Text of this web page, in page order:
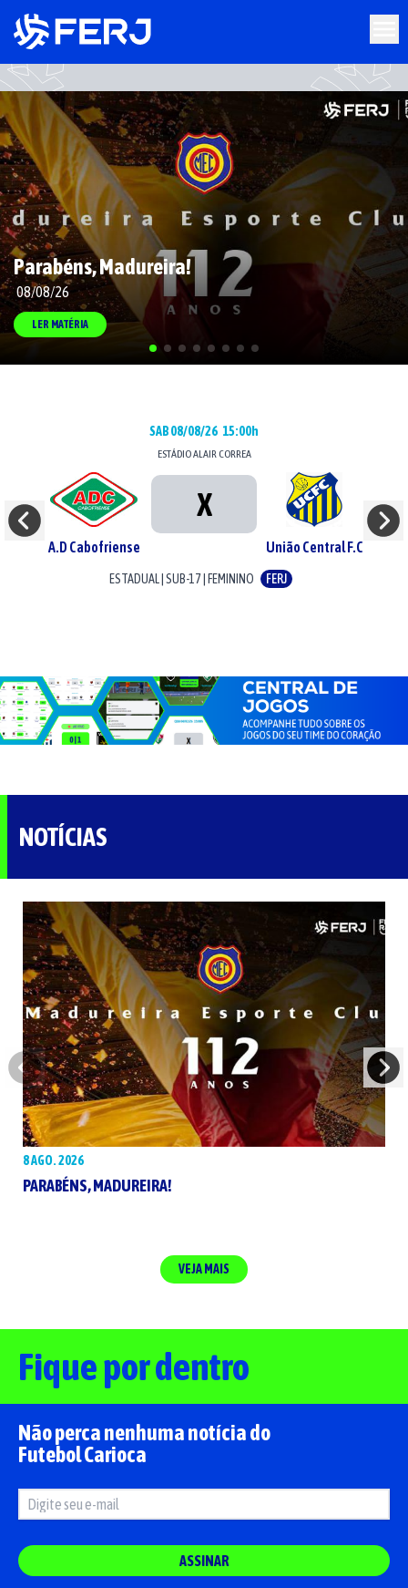
Parabéns, Madureira!
08/08/26
LER MATÉRIA
SAB 08/08/26 15:00h
ESTÁDIOALAIR CORREA
A.D Cabofriense
X
União Central F.C
ESTADUAL|SUB-17|FEMININO FERJ
NOTÍCIAS
8 AGO. 2026
PARABÉNS, MADUREIRA!
VEJA MAIS
Fique por dentro
Não perca nenhuma notícia do
Futebol Carioca
ASSINAR